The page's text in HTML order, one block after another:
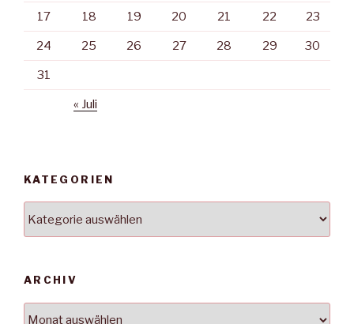
17 18 19 20 21 22 23
24 25 26 27 28 29 30
31
« Juli
KATEGORIEN
ARCHIV